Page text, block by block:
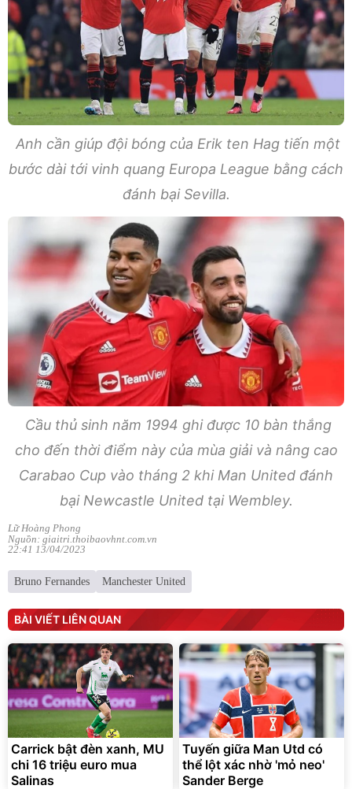
Anh cần giúp đội bóng của Erik ten Hag tiến một
bước dài tới vinh quang Europa League bằng cách
đánh bại Sevilla.
Cầu thủ sinh năm 1994 ghi được 10 bàn thắng
cho đến thời điểm này của mùa giải và nâng cao
Carabao Cup vào tháng 2 khi Man United đánh
bại Newcastle United tại Wembley.
Lữ Hoàng Phong
Nguồn: giaitri.thoibaovhnt.com.vn
22:41 13/04/2023
Bruno Fernandes Manchester United
BÀI VIẾT LIÊN QUAN
Carrick bật đèn xanh, MU
chi 16 triệu euro mua
Salinas
Tuyến giữa Man Utd có
thể lột xác nhờ 'mỏ neo'
Sander Berge